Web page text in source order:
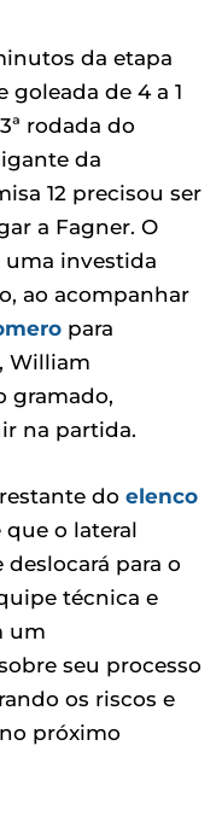
da etapa
de 4 a 1
rodada do
da
12 precisou ser
a Fagner. O
investida
ao acompanhar
para
William
gramado,
na partida.
do elenco
o lateral
para o
técnica e
um
seu processo
os riscos e
próximo